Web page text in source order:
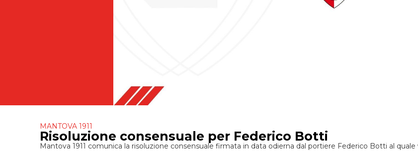
MANTOVA 1911
Risoluzione consensuale per Federico Botti
Mantova 1911 comunica la risoluzione consensuale firmata in data odierna dal portiere Federico Botti al